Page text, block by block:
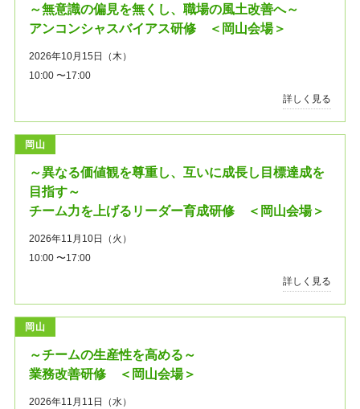
～無意識の偏見を無くし、職場の風土改善へ～
アンコンシャスバイアス研修 ＜岡山会場＞
2026年10月15日（木）
10:00 〜17:00
詳しく見る
岡山
～異なる価値観を尊重し、互いに成長し目標達成を
目指す～
チーム力を上げるリーダー育成研修 ＜岡山会場＞
2026年11月10日（火）
10:00 〜17:00
詳しく見る
岡山
～チームの生産性を高める～
業務改善研修 ＜岡山会場＞
2026年11月11日（水）